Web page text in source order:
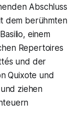
Abschluss
dem berühmten
einem
Repertoires
und der
Quixote und
ziehen